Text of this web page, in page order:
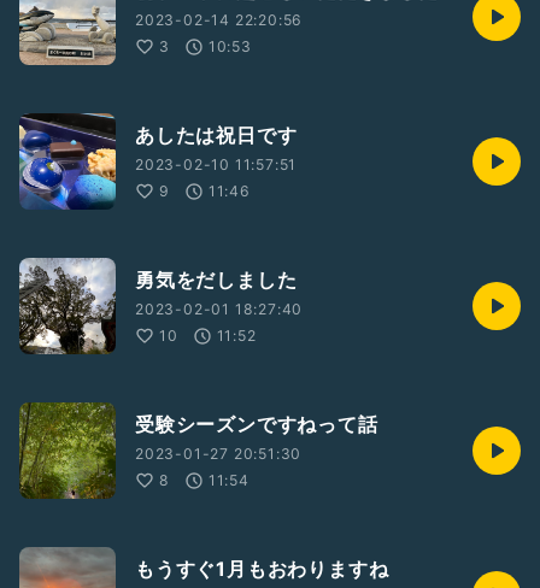
2023-02-14 22:20:56
3
10:53
あしたは祝日です
2023-02-10 11:57:51
9
11:46
勇気をだしました
2023-02-01 18:27:40
10
11:52
受験シーズンですねって話
2023-01-27 20:51:30
8
11:54
もうすぐ1月もおわりますね